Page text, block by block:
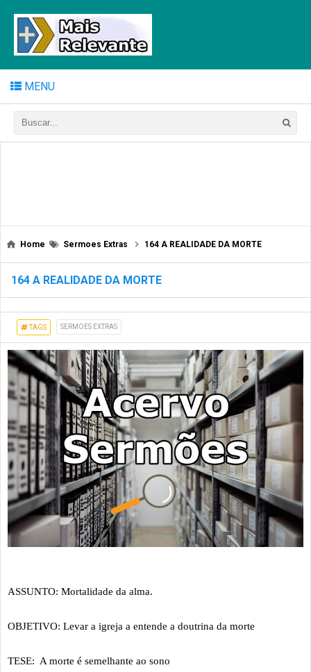
MENU
Home Sermoes Extras 164 A REALIDADE DA MORTE
164 A REALIDADE DA MORTE
TAGS SERMOES EXTRAS
ASSUNTO: Mortalidade da alma.
OBJETIVO: Levar a igreja a entende a doutrina da morte
TESE: A morte é semelhante ao sono